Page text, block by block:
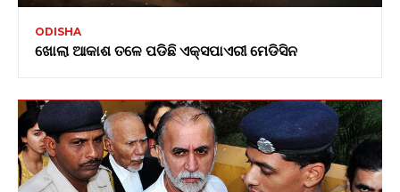
ODISHA
ଖୋଲା ଆକାଶ ତଳେ ପଡିଛି ଏକ୍ସପାଏରୀ ମେଡିସିନ